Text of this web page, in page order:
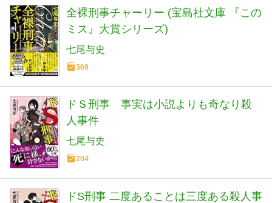
全裸刑事チャーリー (宝島社文庫 『この
ミス』大賞シリーズ)
七尾与史
369
ドＳ刑事 事実は小説よりも奇なり殺
人事件
七尾与史
204
ドS刑事 二度あることは三度ある殺人事